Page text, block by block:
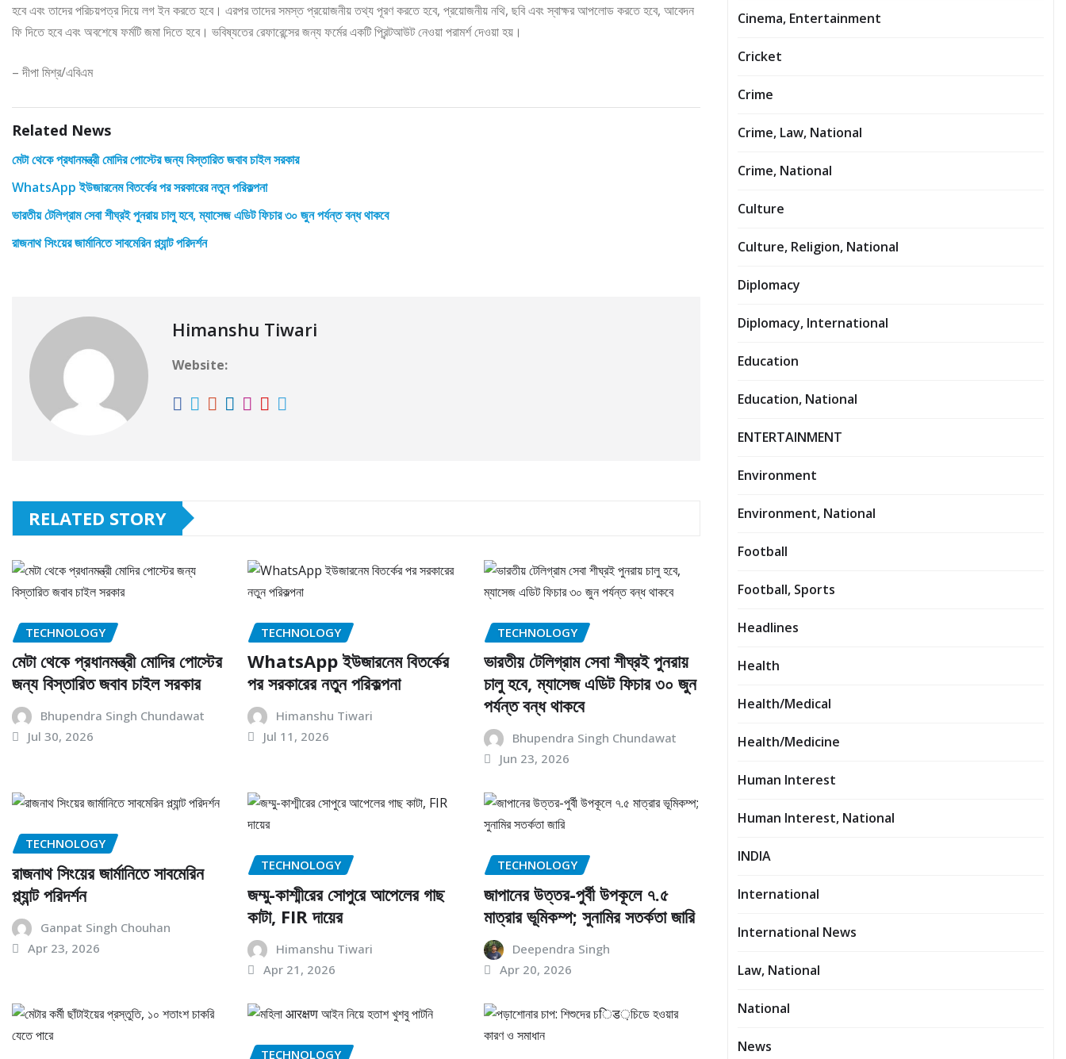
হবে এবং তাদের পরিচয়পত্র দিয়ে লগ ইন করতে হবে। এরপর তাদের সমস্ত প্রয়োজনীয় তথ্য পূরণ করতে হবে, প্রয়োজনীয় নথি, ছবি এবং স্বাক্ষর আপলোড করতে হবে, আবেদন
ফি দিতে হবে এবং অবশেষে ফর্মটি জমা দিতে হবে। ভবিষ্যতের রেফারেন্সের জন্য ফর্মের একটি প্রিন্টআউট নেওয়া পরামর্শ দেওয়া হয়।
– দীপা মিশ্র/এবিএম
Related News
মেটা থেকে প্রধানমন্ত্রী মোদির পোস্টের জন্য বিস্তারিত জবাব চাইল সরকার
WhatsApp ইউজারনেম বিতর্কের পর সরকারের নতুন পরিকল্পনা
ভারতীয় টেলিগ্রাম সেবা শীঘ্রই পুনরায় চালু হবে, ম্যাসেজ এডিট ফিচার ৩০ জুন পর্যন্ত বন্ধ থাকবে
রাজনাথ সিংয়ের জার্মানিতে সাবমেরিন প্ল্যান্ট পরিদর্শন
Himanshu Tiwari
Website:
RELATED STORY
TECHNOLOGY
মেটা থেকে প্রধানমন্ত্রী মোদির পোস্টের
জন্য বিস্তারিত জবাব চাইল সরকার
Bhupendra Singh Chundawat
Jul 30, 2026
TECHNOLOGY
WhatsApp ইউজারনেম বিতর্কের
পর সরকারের নতুন পরিকল্পনা
Himanshu Tiwari
Jul 11, 2026
TECHNOLOGY
ভারতীয় টেলিগ্রাম সেবা শীঘ্রই পুনরায়
চালু হবে, ম্যাসেজ এডিট ফিচার ৩০ জুন
পর্যন্ত বন্ধ থাকবে
Bhupendra Singh Chundawat
Jun 23, 2026
TECHNOLOGY
রাজনাথ সিংয়ের জার্মানিতে সাবমেরিন
প্ল্যান্ট পরিদর্শন
Ganpat Singh Chouhan
Apr 23, 2026
TECHNOLOGY
জম্মু-কাশ্মীরের সোপুরে আপেলের গাছ
কাটা, FIR দায়ের
Himanshu Tiwari
Apr 21, 2026
TECHNOLOGY
জাপানের উত্তর-পুর্বী উপকূলে ৭.৫
মাত্রার ভূমিকম্প; সুনামির সতর্কতা জারি
Deependra Singh
Apr 20, 2026
TECHNOLOGY
Cinema, Entertainment
Cricket
Crime
Crime, Law, National
Crime, National
Culture
Culture, Religion, National
Diplomacy
Diplomacy, International
Education
Education, National
ENTERTAINMENT
Environment
Environment, National
Football
Football, Sports
Headlines
Health
Health/Medical
Health/Medicine
Human Interest
Human Interest, National
INDIA
International
International News
Law, National
National
News